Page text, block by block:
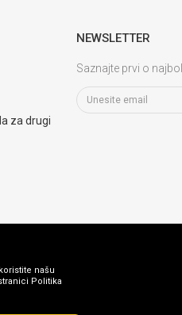
za drugi
NEWSLETTER
Saznajte prvi o
našu
Politika